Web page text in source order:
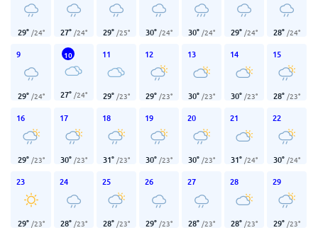
29° /24° 27° /24° 29° /25° 30° /24° 30° /24° 29° /24° 28° /24°
9
29° /24°
10
27° /24°
11
29° /23°
12
29° /23°
13
30° /23°
14
30° /23°
15
28° /23°
16
29° /23°
17
30° /23°
18
31° /23°
19
30° /23°
20
30° /23°
21
31° /24°
22
30° /24°
23
29° /23°
24
28° /23°
25
28° /23°
26
29° /23°
27
28° /23°
28
28° /23°
29
29° /23°